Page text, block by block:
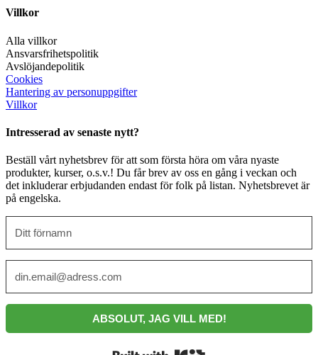
Villkor
Alla villkor
Ansvarsfrihetspolitik
Avslöjandepolitik
Cookies
Hantering av personuppgifter
Villkor
Intresserad av senaste nytt?
Beställ vårt nyhetsbrev för att som första höra om våra nyaste
produkter, kurser, o.s.v.! Du får brev av oss en gång i veckan och
det inkluderar erbjudanden endast för folk på listan. Nyhetsbrevet är
på engelska.
ABSOLUT, JAG VILL MED!